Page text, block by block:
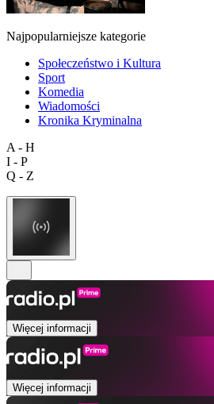
Najpopularniejsze kategorie
Społeczeństwo i Kultura
Sport
Komedia
Wiadomości
Kronika Kryminalna
A - H
I - P
Q - Z
Więcej informacji
Więcej informacji